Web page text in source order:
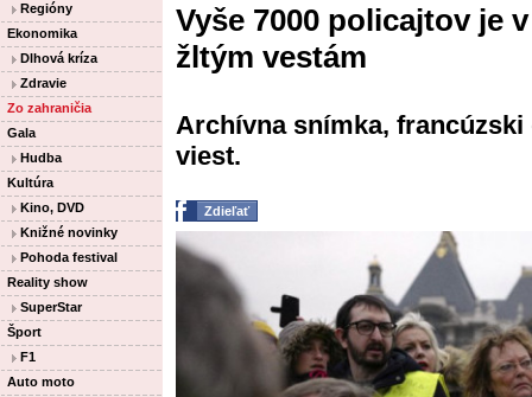
Regióny
Ekonomika
Dlhová kríza
Zdravie
Zo zahraničia
Gala
Hudba
Kultúra
Kino, DVD
Knižné novinky
Pohoda festival
Reality show
SuperStar
Šport
F1
Auto moto
Vyše 7000 policajtov je
žltým vestám
Archívna snímka,
viest.
Zdieľať